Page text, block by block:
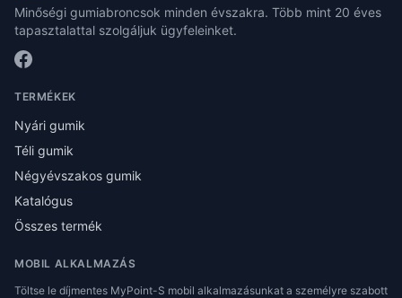
Minőségi gumiabroncsok minden évszakra. Több mint 20 éves
tapasztalattal szolgáljuk ügyfeleinket.
TERMÉKEK
Nyári gumik
Téli gumik
Négyévszakos gumik
Katalógus
Összes termék
MOBIL ALKALMAZÁS
Töltse le díjmentes MyPoint-S mobil alkalmazásunkat a személyre szabott